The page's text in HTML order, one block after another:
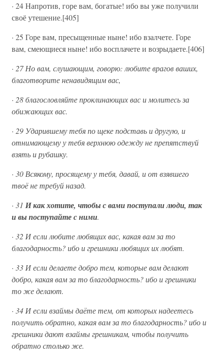
· 24 Напротив, горе вам, богатые! ибо вы уже получили
своё утешение.[405]
· 25 Горе вам, пресыщенные ныне! ибо взалчете. Горе
вам, смеющиеся ныне! ибо восплачете и возрыдаете.[406]
· 27 Но вам, слушающим, говорю: любите врагов ваших,
благотворите ненавидящим вас,
· 28 благословляйте проклинающих вас и молитесь за
обижающих вас.
· 29 Ударившему тебя по щеке подставь и другую, и
отнимающему у тебя верхнюю одежду не препятствуй
взять и рубашку.
· 30 Всякому, просящему у тебя, давай, и от взявшего
твоё не требуй назад.
· 31 И как хотите, чтобы с вами поступали люди, так
и вы поступайте с ними.
· 32 И если любите любящих вас, какая вам за то
благодарность? ибо и грешники любящих их любят.
· 33 И если делаете добро тем, которые вам делают
добро, какая вам за то благодарность? ибо и грешники
то же делают.
· 34 И если взаймы даёте тем, от которых надеетесь
получить обратно, какая вам за то благодарность? ибо и
грешники дают взаймы грешникам, чтобы получить
обратно столько же.